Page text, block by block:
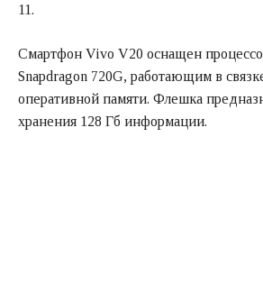
11.
Смартфон Vivo V20 оснащен
Snapdragon 720G, работающим в
оперативной памяти. Флешка
хранения 128 Гб информации.